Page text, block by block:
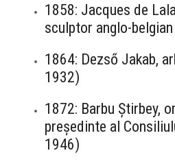
1858: Jacques de
sculptor anglo-
1864: Dezső Jakab,
1932)
1872: Barbu Știrbey,
președinte al
1946)